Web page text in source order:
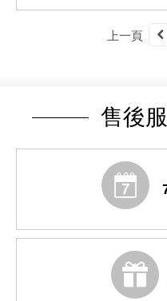
上一頁
售後